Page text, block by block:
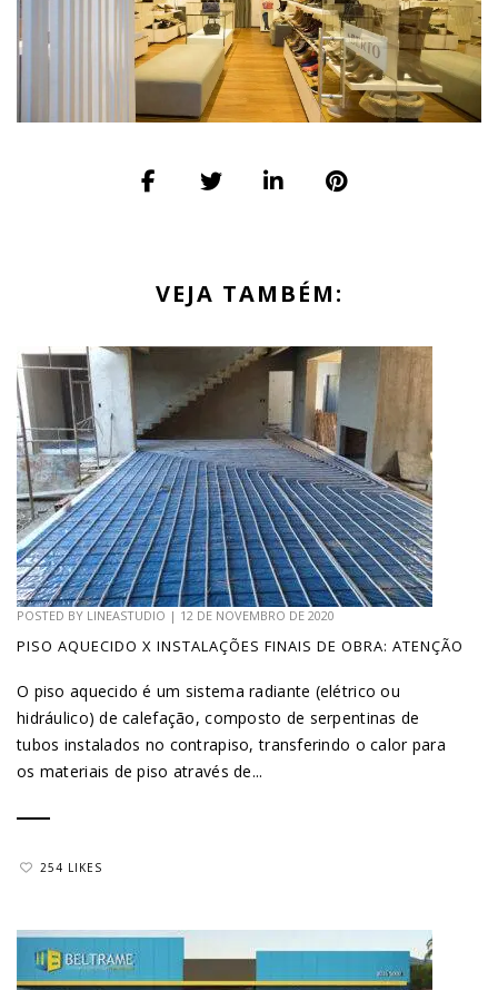
VEJA TAMBÉM:
POSTED BY LINEASTUDIO | 12 DE NOVEMBRO DE 2020
PISO AQUECIDO X INSTALAÇÕES FINAIS DE OBRA: ATENÇÃO
O piso aquecido é um sistema radiante (elétrico ou
hidráulico) de calefação, composto de serpentinas de
tubos instalados no contrapiso, transferindo o calor para
os materiais de piso através de...
254 LIKES